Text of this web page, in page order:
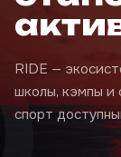
RIDE —
школы, кэмпы и
спорт